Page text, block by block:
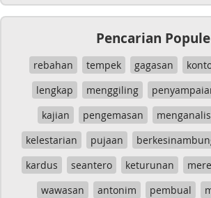
Pencarian
rebahan tempek gagasan
lengkap
menggiling
kajian
pengemasan
kelestarian
pujaan
kardus
seantero keturunan
wawasan
antonim pembual